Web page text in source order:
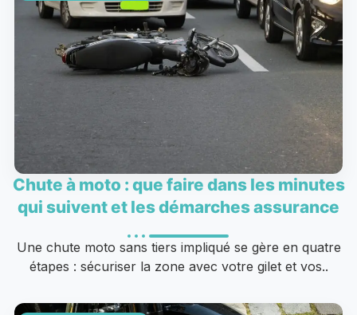
Chute à moto : que faire dans les minutes
qui suivent et les démarches assurance
Une chute moto sans tiers impliqué se gère en quatre
étapes : sécuriser la zone avec votre gilet et vos..